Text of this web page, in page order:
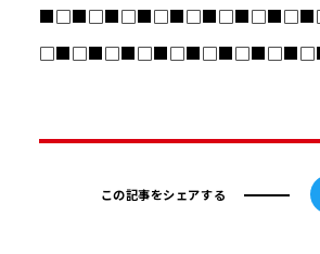
この記事をシェアする